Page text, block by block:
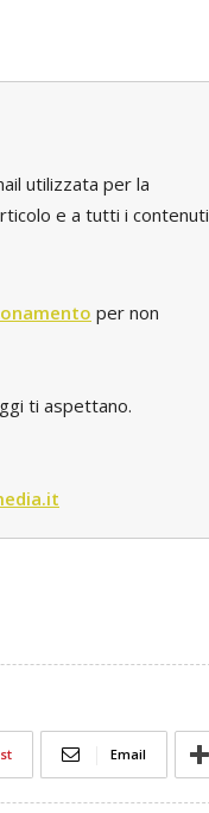
utilizzata per la
e a tutti i contenuti
per non
ti aspettano.
Email